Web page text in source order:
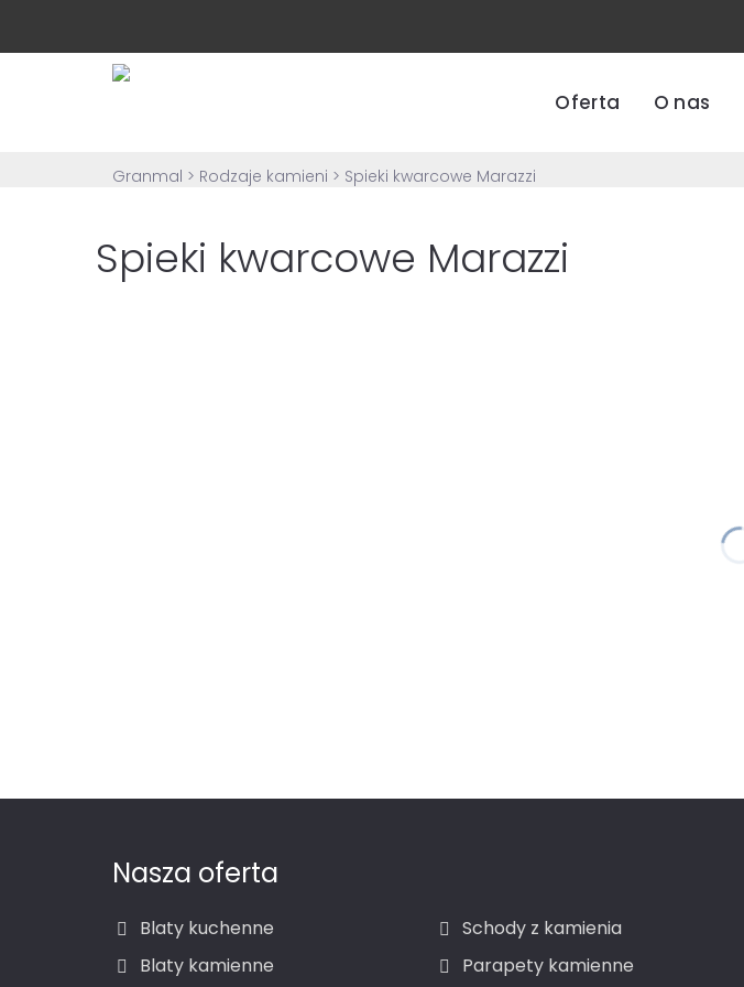
Oferta O nas
Granmal > Rodzaje kamieni > Spieki kwarcowe Marazzi
Spieki kwarcowe Marazzi
Nasza oferta
Blaty kuchenne
Blaty kamienne
Schody z kamienia
Parapety kamienne